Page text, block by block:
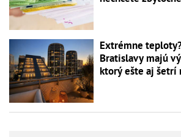
Extrémne
Bratislavy majú
ktorý ešte aj šetrí